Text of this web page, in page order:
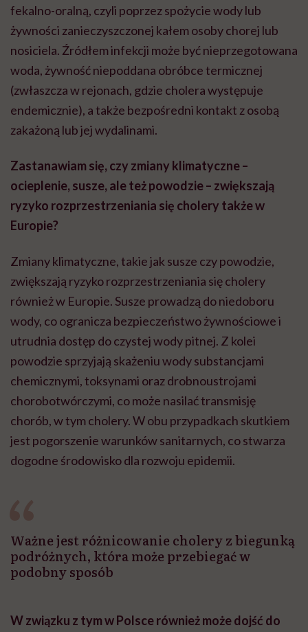
fekalno-oralną, czyli poprzez spożycie wody lub
żywności zanieczyszczonej kałem osoby chorej lub
nosiciela. Źródłem infekcji może być nieprzegotowana
woda, żywność niepoddana obróbce termicznej
(zwłaszcza w rejonach, gdzie cholera występuje
endemicznie), a także bezpośredni kontakt z osobą
zakażoną lub jej wydalinami.
Zastanawiam się, czy zmiany klimatyczne –
ocieplenie, susze, ale też powodzie – zwiększają
ryzyko rozprzestrzeniania się cholery także w
Europie?
Zmiany klimatyczne, takie jak susze czy powodzie,
zwiększają ryzyko rozprzestrzeniania się cholery
również w Europie. Susze prowadzą do niedoboru
wody, co ogranicza bezpieczeństwo żywnościowe i
utrudnia dostęp do czystej wody pitnej. Z kolei
powodzie sprzyjają skażeniu wody substancjami
chemicznymi, toksynami oraz drobnoustrojami
chorobotwórczymi, co może nasilać transmisję
chorób, w tym cholery. W obu przypadkach skutkiem
jest pogorszenie warunków sanitarnych, co stwarza
dogodne środowisko dla rozwoju epidemii.
Ważne jest różnicowanie cholery z biegunką
podróżnych, która może przebiegać w
podobny sposób
W związku z tym w Polsce również może dojść do